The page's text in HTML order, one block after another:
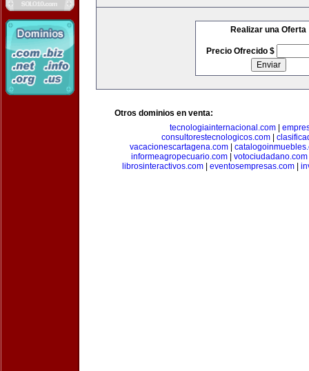
Realizar una Oferta
Precio Ofrecido $
Otros dominios en venta:
tecnologiainternacional.com|
consultorestecnologicos.com
vacacionescartagena.com
informeagropecuario.com| votociudadano.com
librosinteractivos.com| eventosempresas.com|